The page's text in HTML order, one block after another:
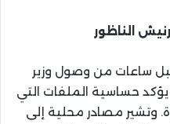
الناظور
قبل ساعات من وصول وزير
يؤكد حساسية الملفات التي
وتشير مصادر محلية إلى